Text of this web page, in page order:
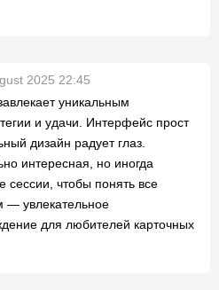
2025 22:45
уникальным
и удачи. Интерфейс прост
дизайн радует глаз.
интересная, но иногда
сессии, чтобы понять все
увлекательное
для любителей карточных